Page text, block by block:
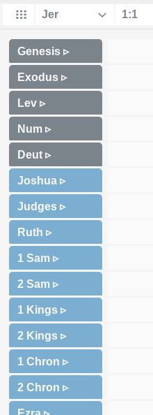
Genesis ▹
Exodus ▹
Lev ▹
Num ▹
Deut ▹
Joshua ▹
Judges ▹
Ruth ▹
1 Sam ▹
2 Sam ▹
1 Kings ▹
2 Kings ▹
1 Chron ▹
2 Chron ▹